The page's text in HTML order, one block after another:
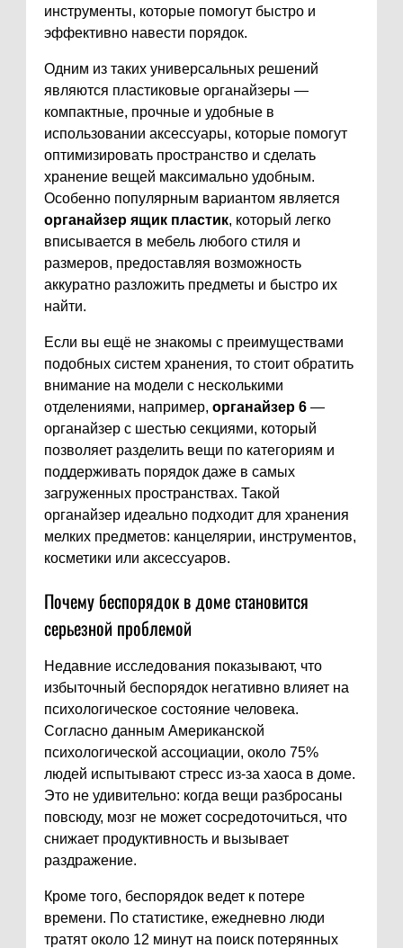
инструменты, которые помогут быстро и
эффективно навести порядок.
Одним из таких универсальных решений
являются пластиковые органайзеры —
компактные, прочные и удобные в
использовании аксессуары, которые помогут
оптимизировать пространство и сделать
хранение вещей максимально удобным.
Особенно популярным вариантом является
органайзер ящик пластик, который легко
вписывается в мебель любого стиля и
размеров, предоставляя возможность
аккуратно разложить предметы и быстро их
найти.
Если вы ещё не знакомы с преимуществами
подобных систем хранения, то стоит обратить
внимание на модели с несколькими
отделениями, например, органайзер 6 —
органайзер с шестью секциями, который
позволяет разделить вещи по категориям и
поддерживать порядок даже в самых
загруженных пространствах. Такой
органайзер идеально подходит для хранения
мелких предметов: канцелярии, инструментов,
косметики или аксессуаров.
Почему беспорядок в доме становится
серьезной проблемой
Недавние исследования показывают, что
избыточный беспорядок негативно влияет на
психологическое состояние человека.
Согласно данным Американской
психологической ассоциации, около 75%
людей испытывают стресс из-за хаоса в доме.
Это не удивительно: когда вещи разбросаны
повсюду, мозг не может сосредоточиться, что
снижает продуктивность и вызывает
раздражение.
Кроме того, беспорядок ведет к потере
времени. По статистике, ежедневно люди
тратят около 12 минут на поиск потерянных